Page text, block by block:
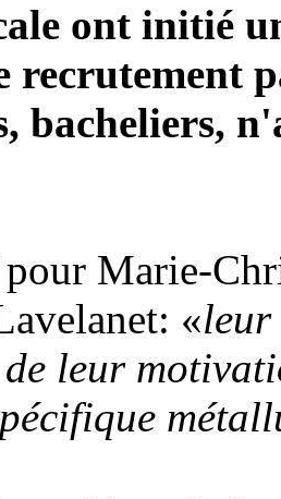
ont initié
recrutement
bacheliers,
Marie-
«leur
leur